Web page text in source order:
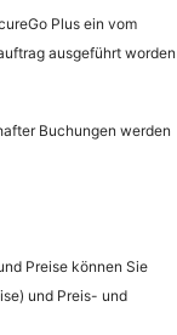
Plus ein vom
ausgeführt worden
Buchungen werden
Preise können Sie
und Preis- und